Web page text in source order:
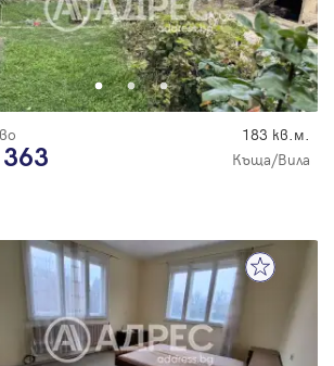
183 кв.м.
Къща/Вила